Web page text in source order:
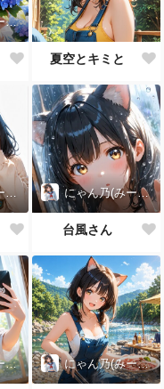
にゃん乃(みー娘)
夏空とキミと
にゃん乃(みー娘) にゃん乃(みー娘)
台風さん
にゃん乃(みー娘) にゃん乃(みー娘)